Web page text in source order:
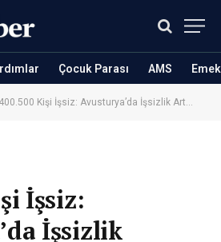
Çocuk Parası AMS
400.500 Kişi İşsiz: Avusturya’da İşsizlik Artmaya Devam Ediyor
İşsiz:
İşsizlik